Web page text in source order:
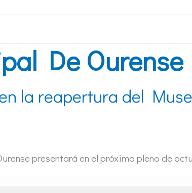
De Ourense
la reapertura del
presentará en el próximo pleno de